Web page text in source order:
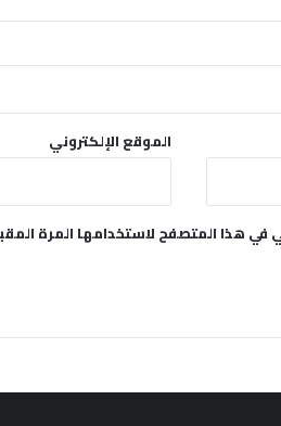
الموقع الإلكتروني
في هذا المتصفح لاستخدامها المرة